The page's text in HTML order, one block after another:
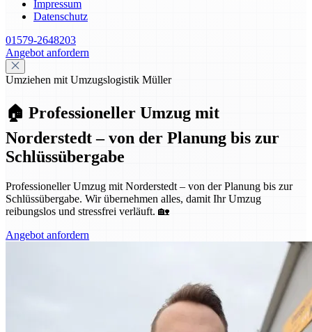
Impressum
Datenschutz
01579-2648203
Angebot anfordern
Umziehen mit Umzugslogistik Müller
🏠 Professioneller Umzug mit
Norderstedt – von der Planung bis zur
Schlüssübergabe
Professioneller Umzug mit Norderstedt – von der Planung bis zur
Schlüssübergabe. Wir übernehmen alles, damit Ihr Umzug
reibungslos und stressfrei verläuft. 🏡
Angebot anfordern